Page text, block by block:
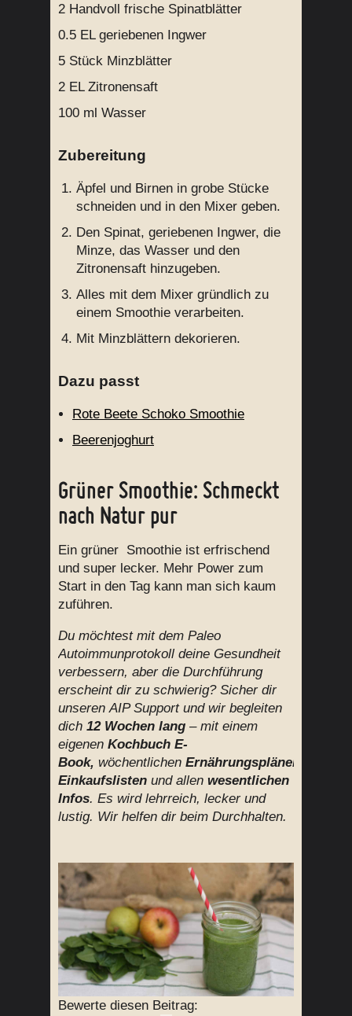
Bewerte diesen Beitrag:
2 Handvoll frische Spinatblätter
0.5 EL geriebenen Ingwer
5 Stück Minzblätter
2 EL Zitronensaft
100 ml Wasser
Zubereitung
Äpfel und Birnen in grobe Stücke
schneiden und in den Mixer geben.
Den Spinat, geriebenen Ingwer, die
Minze, das Wasser und den
Zitronensaft hinzugeben.
Alles mit dem Mixer gründlich zu
einem Smoothie verarbeiten.
Mit Minzblättern dekorieren.
Dazu passt
Rote Beete Schoko Smoothie
Beerenjoghurt
Grüner Smoothie: Schmeckt
nach Natur pur
Ein grüner Smoothie ist erfrischend
und super lecker. Mehr Power zum
Start in den Tag kann man sich kaum
zuführen.
Du möchtest mit dem Paleo
Autoimmunprotokoll deine Gesundheit
verbessern, aber die Durchführung
erscheint dir zu schwierig? Sicher dir
unseren AIP Support und wir begleiten
dich 12 Wochen lang – mit einem
eigenen Kochbuch E-
Book, wöchentlichen Ernährungsplänen,
Einkaufslisten und allen wesentlichen
Infos. Es wird lehrreich, lecker und
lustig. Wir helfen dir beim Durchhalten.